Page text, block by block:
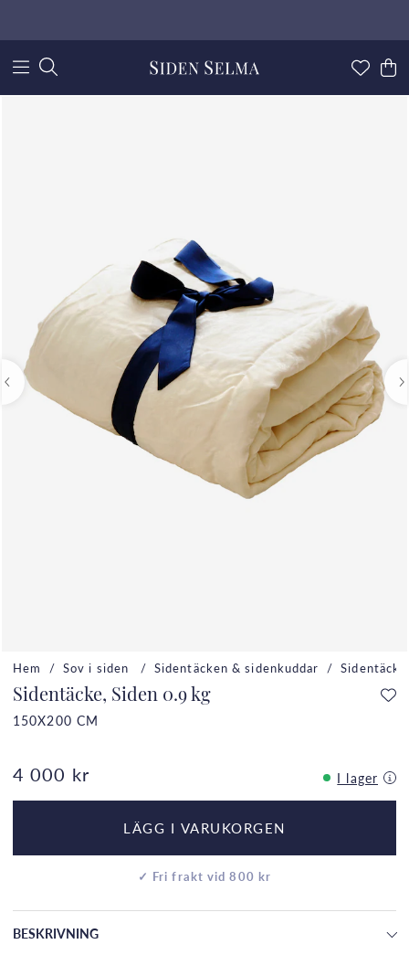
Hem Sov i siden Sidentäcken & sidenkuddar
Sidentäcke, Siden 0.9 kg
150X200 CM
4 000 kr I lager
LÄGG I VARUKORGEN
✓ Fri frakt vid 800 kr
BESKRIVNING